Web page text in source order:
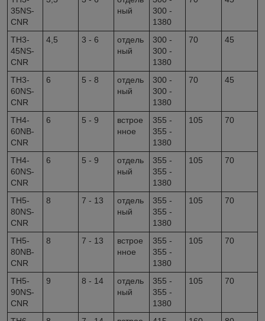
35NS-
CNR
ный
300 -
1380
TH3-
45NS-
CNR
4,5 3 - 6
отдель
ный
300 -
300 -
1380
70 45
TH3-
60NS-
CNR
6 5 - 8
отдель
ный
300 -
300 -
1380
70 45
TH4-
60NB-
CNR
6 5 - 9
встрое
нное
355 -
355 -
1380
105 70
TH4-
60NS-
CNR
6 5 - 9
отдель
ный
355 -
355 -
1380
105 70
TH5-
80NS-
CNR
8 7 - 13
отдель
ный
355 -
355 -
1380
105 70
TH5-
80NB-
CNR
8 7 - 13
встрое
нное
355 -
355 -
1380
105 70
TH5-
90NS-
CNR
9 8 - 14
отдель
ный
355 -
355 -
1380
105 70